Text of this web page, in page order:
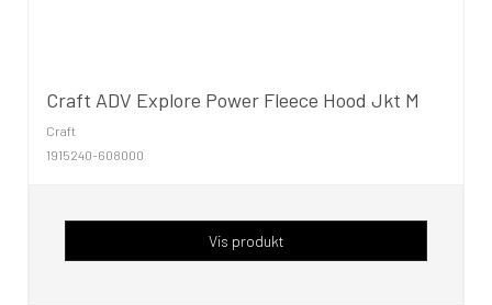
Craft ADV Explore Power Fleece Hood Jkt M
Craft
1915240-608000
Vis produkt